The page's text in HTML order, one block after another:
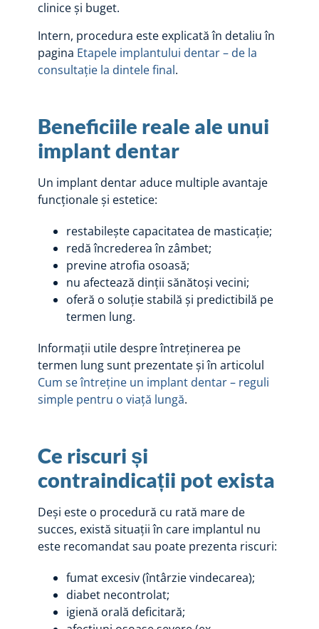
clinice și buget.
Intern, procedura este explicată în detaliu în
pagina Etapele implantului dentar – de la
consultație la dintele final.
Beneficiile reale ale unui
implant dentar
Un implant dentar aduce multiple avantaje
funcționale și estetice:
restabilește capacitatea de masticație;
redă încrederea în zâmbet;
previne atrofia osoasă;
nu afectează dinții sănătoși vecini;
oferă o soluție stabilă și predictibilă pe
termen lung.
Informații utile despre întreținerea pe
termen lung sunt prezentate și în articolul
Cum se întreține un implant dentar – reguli
simple pentru o viață lungă.
Ce riscuri și
contraindicații pot exista
Deși este o procedură cu rată mare de
succes, există situații în care implantul nu
este recomandat sau poate prezenta riscuri:
fumat excesiv (întârzie vindecarea);
diabet necontrolat;
igienă orală deficitară;